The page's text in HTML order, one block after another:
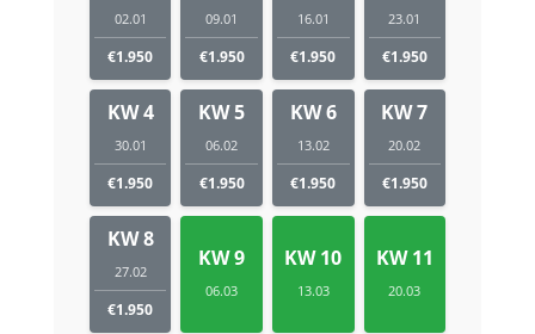
02.01
€1.950
09.01
€1.950
16.01
€1.950
23.01
€1.950
KW 4
30.01
€1.950
KW 5
06.02
€1.950
KW 6
13.02
€1.950
KW 7
20.02
€1.950
KW 8
27.02
€1.950
KW 9
06.03
KW 10
13.03
KW 11
20.03